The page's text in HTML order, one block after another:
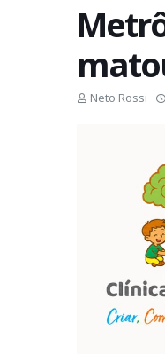
Neto Rossi